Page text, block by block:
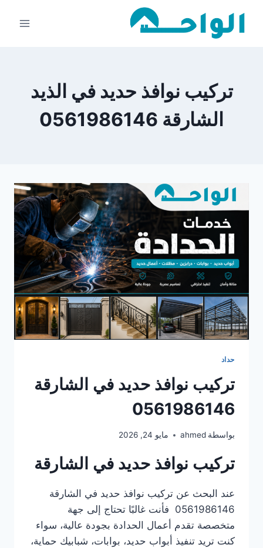
تركيب نوافذ حديد في الذيد
الشارقة 0561986146
حداد
تركيب نوافذ حديد في الشارقة
0561986146
بواسطة ahmed مايو 24, 2026
تركيب نوافذ حديد في الشارقة
عند البحث عن تركيب نوافذ حديد في الشارقة
0561986146 فأنت غالبًا تحتاج إلى جهة
متخصصة تقدم أعمال الحدادة بجودة عالية، سواء
كنت تريد تنفيذ أبواب حديد، بوابات، شبابيك حماية،